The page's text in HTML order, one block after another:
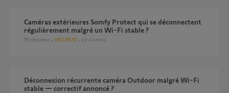
Caméras extérieures Somfy Protect qui se déconnectent
régulièrement malgré un Wi-Fi stable ?
96 réponses SÉCURITÉ il y a 4 mois
Déconnexion récurrente caméra Outdoor malgré Wi-Fi
stable — correctif annoncé ?